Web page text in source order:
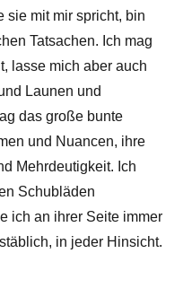
sie mit mir spricht, bin
Tatsachen. Ich mag
lasse mich aber auch
Launen und
das große bunte
und Nuancen, ihre
Mehrdeutigkeit. Ich
Schubläden
ich an ihrer Seite immer
in jeder Hinsicht.